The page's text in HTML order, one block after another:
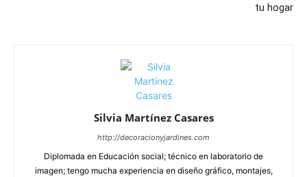
tu hogar
Silvia Martínez Casares
http://decoracionyjardines.com
Diplomada en Educación social; técnico en laboratorio de
imagen; tengo mucha experiencia en diseño gráfico, montajes,